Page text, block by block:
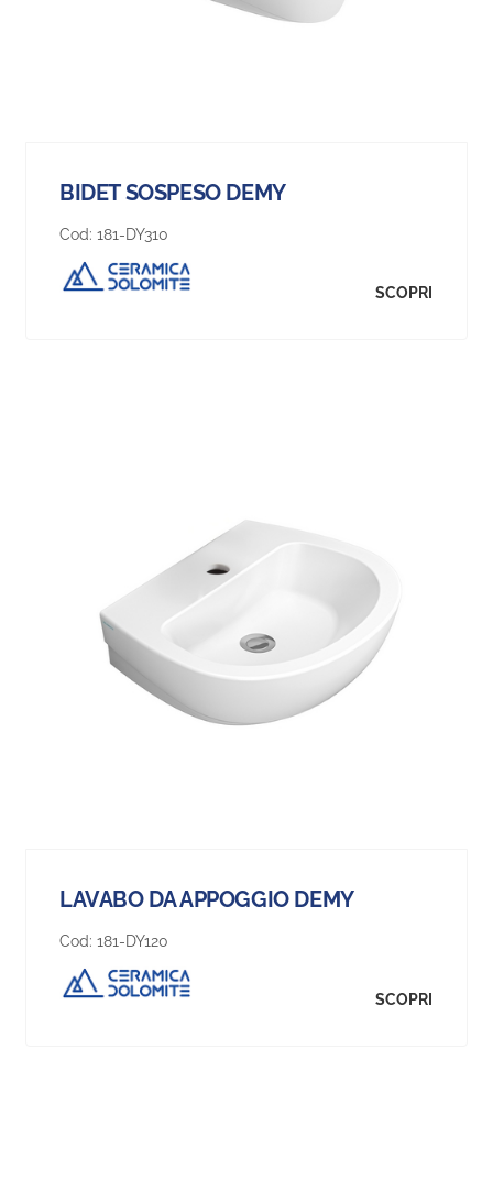
BIDET SOSPESO DEMY
Cod: 181-DY310
SCOPRI
LAVABO DA APPOGGIO DEMY
Cod: 181-DY120
SCOPRI